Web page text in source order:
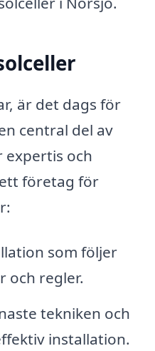
är det dags för
central del av
expertis och
företag för
som följer
och regler.
tekniken och
installation.